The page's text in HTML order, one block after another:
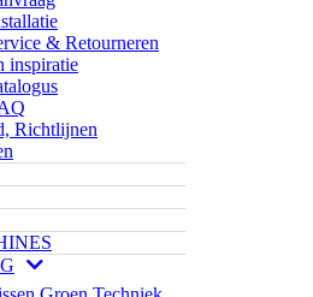
& Retourneren
inspiratie
Richtlijnen